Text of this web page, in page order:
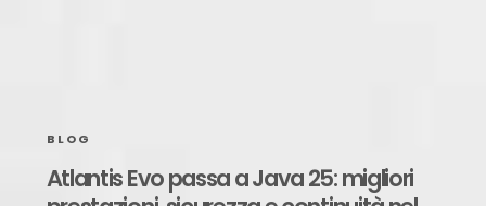
BLOG
Atlantis Evo passa a Java 25: migliori